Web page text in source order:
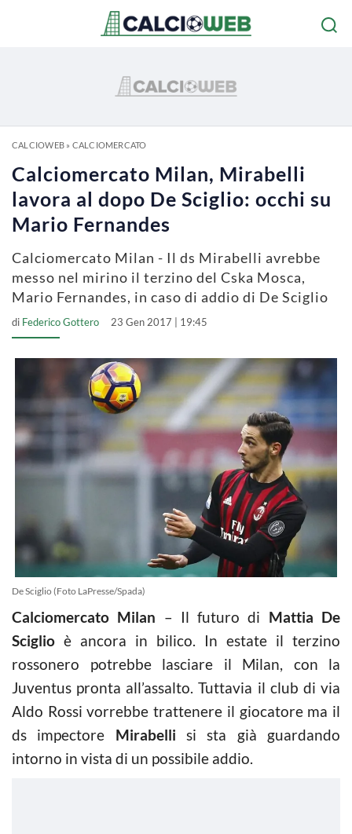
CALCIOWEB» CALCIOMERCATO
Calciomercato Milan, Mirabelli
lavora al dopo De Sciglio: occhi su
Mario Fernandes
Calciomercato Milan - Il ds Mirabelli avrebbe
messo nel mirino il terzino del Cska Mosca,
Mario Fernandes, in caso di addio di De Sciglio
di Federico Gottero 23 Gen 2017 | 19:45
De Sciglio (Foto LaPresse/Spada)
Calciomercato Milan – Il futuro di Mattia De
Sciglio è ancora in bilico. In estate il terzino
rossonero potrebbe lasciare il Milan, con la
Juventus pronta all’assalto. Tuttavia il club di via
Aldo Rossi vorrebbe trattenere il giocatore ma il
ds impectore Mirabelli si sta già guardando
intorno in vista di un possibile addio.